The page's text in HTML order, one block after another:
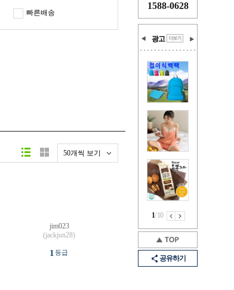
1588-0628
광고
1/10
공유하기
빠른배송
50개씩 보기
jim023
(jackjun28)
1 등급